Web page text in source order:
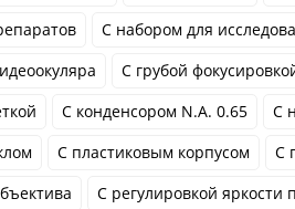
С набором для
С грубой
С конденсором N.A. 0.65 С
С пластиковым корпусом
С
С регулировкой яркости